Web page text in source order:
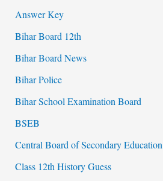
Answer Key
Bihar Board 12th
Bihar Board News
Bihar Police
Bihar School Examination Board
BSEB
Central Board of Secondary Education
Class 12th History Guess